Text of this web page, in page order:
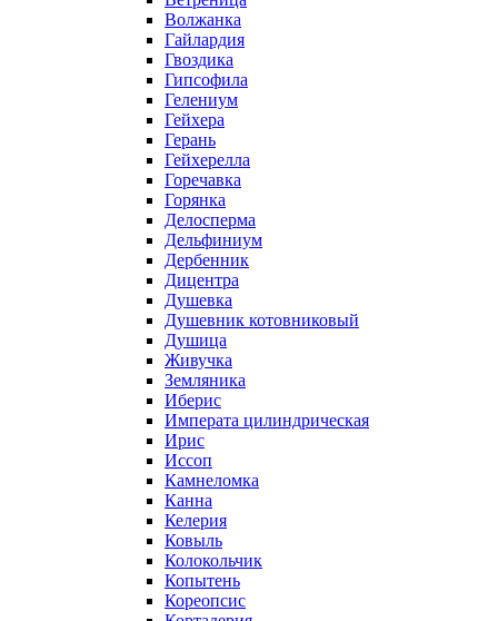
Волжанка
Гайлардия
Гвоздика
Гипсофила
Гелениум
Гейхера
Герань
Гейхерелла
Горечавка
Горянка
Делосперма
Дельфиниум
Дербенник
Дицентра
Душевка
Душевник котовниковый
Душица
Живучка
Земляника
Иберис
Императа цилиндрическая
Ирис
Иссоп
Камнеломка
Канна
Келерия
Ковыль
Колокольчик
Копытень
Кореопсис